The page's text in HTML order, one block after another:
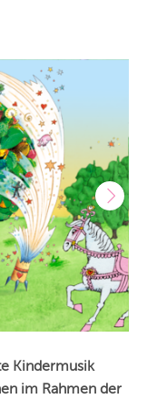
Kindermusik
im Rahmen der